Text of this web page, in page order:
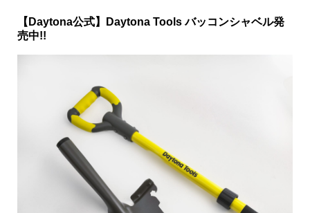
【Daytona公式】Daytona Tools バッコンシャベル発
売中!!